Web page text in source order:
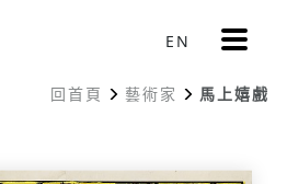
EN 更
多
單
回首頁 藝術家 馬上嬉戲